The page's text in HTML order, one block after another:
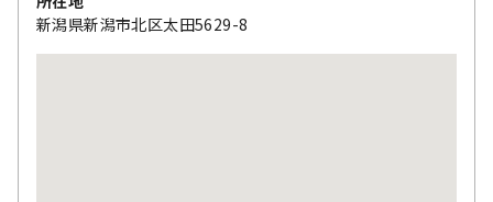
新潟県新潟市北区太田5629-8